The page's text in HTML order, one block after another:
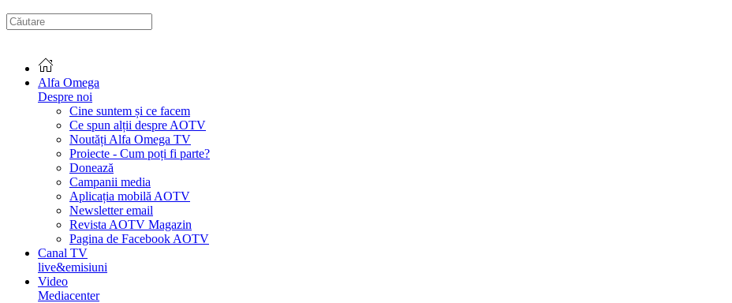
Alfa Omega
Despre noi
Cine suntem și ce facem
Ce spun alții despre AOTV
Noutăți Alfa Omega TV
Proiecte - Cum poți fi parte?
Donează
Campanii media
Aplicația mobilă AOTV
Newsletter email
Revista AOTV Magazin
Pagina de Facebook AOTV
Canal TV
live&emisiuni
Video
Mediacenter